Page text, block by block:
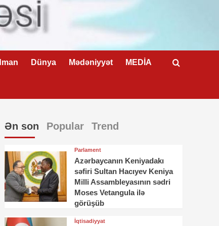
Dünya Mədəniyyət MEDİA
Ən son Popular Trend
Parlament
Azərbaycanın Keniyadakı
səfiri Sultan Hacıyev Keniya
Milli Assambleyasının sədri
Moses Vetangula ilə
görüşüb
İqtisadiyyat